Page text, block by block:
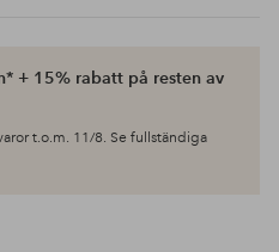
+ 15% rabatt på resten av
t.o.m. 11/8. Se fullständiga